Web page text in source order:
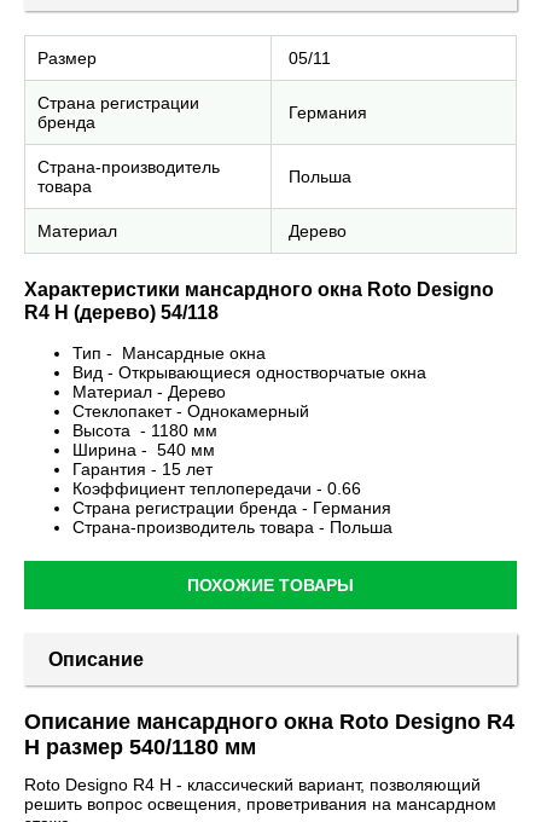
Размер 05/11
Страна регистрации
бренда
Германия
Страна-производитель
товара
Польша
Материал Дерево
Характеристики мансардного окна Roto Designo
R4 H (дерево) 54/118
Тип - Мансардные окна
Вид - Открывающиеся одностворчатые окна
Материал - Дерево
Стеклопакет - Однокамерный
Высота - 1180 мм
Ширина - 540 мм
Гарантия - 15 лет
Коэффициент теплопередачи - 0.66
Страна регистрации бренда - Германия
Страна-производитель товара - Польша
ПОХОЖИЕ ТОВАРЫ
Описание
Описание мансардного окна Roto Designo R4
H размер 540/1180 мм
Roto Designo R4 H - классический вариант, позволяющий
решить вопрос освещения, проветривания на мансардном